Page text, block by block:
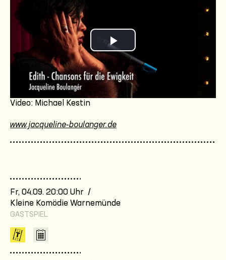
Play
Video
Video: Michael Kestin
www.jacqueline-boulanger.de
Fr, 04.09. 20:00 Uhr /
Kleine Komödie Warnemünde
GASTSPIEL